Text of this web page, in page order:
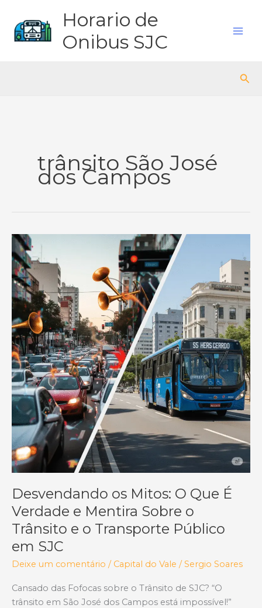
Horario de
Onibus SJC
trânsito São José
dos Campos
Desvendando os Mitos: O Que É
Verdade e Mentira Sobre o
Trânsito e o Transporte Público
em SJC
Deixe um comentário / Capital do Vale /Sergio Soares
Cansado das Fofocas sobre o Trânsito de SJC? “O
trânsito em São José dos Campos está impossível!”